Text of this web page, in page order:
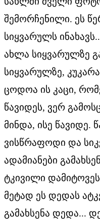
შემორჩენილი. ეს
სიყვარულს
ახლა სიყვარულზე
სიყვარულზე,
ცოდოა ის კაცი,
წავიდეს, ვერ
მინდა, ისე წავიდე.
ვისწრაფოდი და
ადამიანები
ტკივილი
მეტად ეს დედას
გამახსენა დედა...